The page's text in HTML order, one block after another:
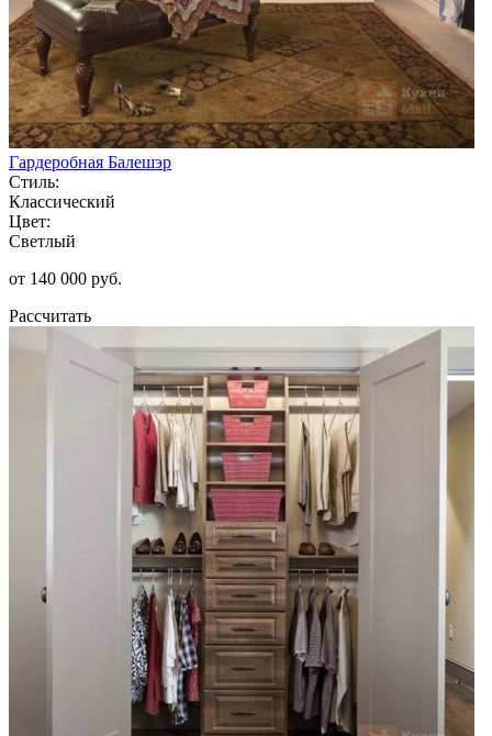
Гардеробная Балешэр
Стиль:
Классический
Цвет:
Светлый
от 140 000 руб.
Рассчитать